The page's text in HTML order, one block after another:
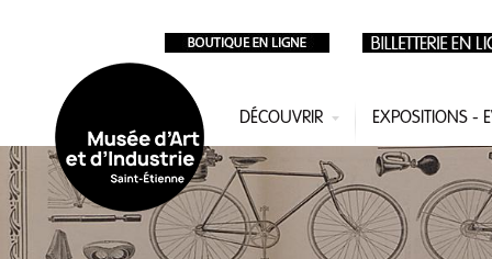
DÉCOUVRIR EXPOSITIONS -